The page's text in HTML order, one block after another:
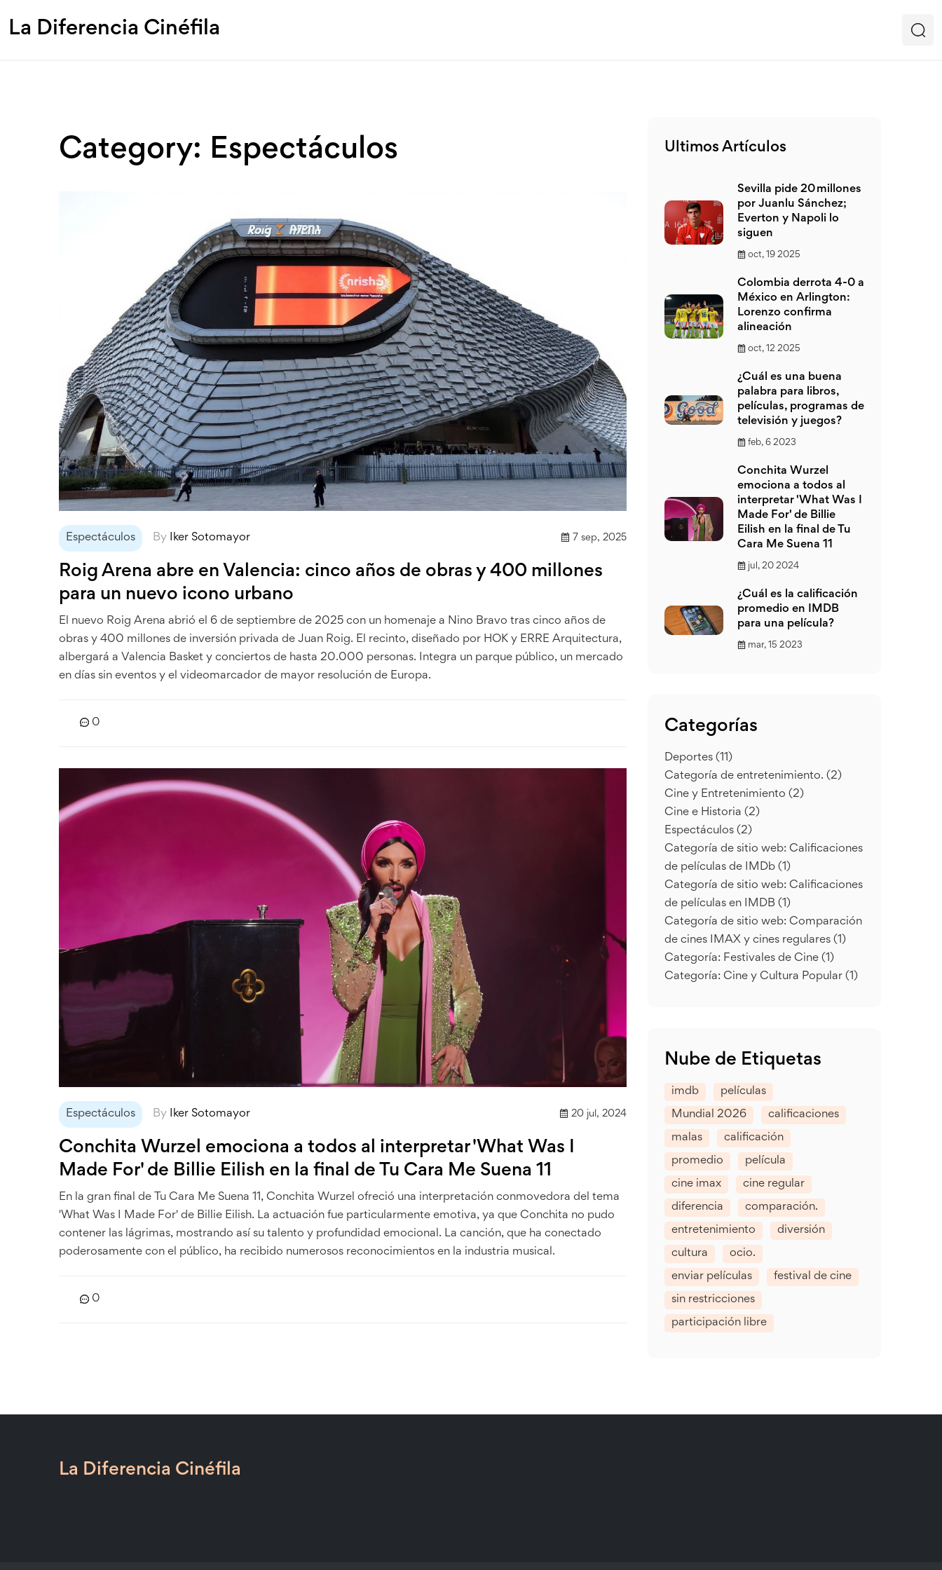
La Diferencia Cinéfila
Category: Espectáculos
Espectáculos By Iker Sotomayor 7 sep, 2025
Roig Arena abre en Valencia: cinco años de obras y 400 millones
para un nuevo icono urbano
El nuevo Roig Arena abrió el 6 de septiembre de 2025 con un homenaje a Nino Bravo tras cinco años de
obras y 400 millones de inversión privada de Juan Roig. El recinto, diseñado por HOK y ERRE Arquitectura,
albergará a Valencia Basket y conciertos de hasta 20.000 personas. Integra un parque público, un mercado
en días sin eventos y el videomarcador de mayor resolución de Europa.
0
Espectáculos By Iker Sotomayor 20 jul, 2024
Conchita Wurzel emociona a todos al interpretar 'What Was I
Made For' de Billie Eilish en la final de Tu Cara Me Suena 11
En la gran final de Tu Cara Me Suena 11, Conchita Wurzel ofreció una interpretación conmovedora del tema
'What Was I Made For' de Billie Eilish. La actuación fue particularmente emotiva, ya que Conchita no pudo
contener las lágrimas, mostrando así su talento y profundidad emocional. La canción, que ha conectado
poderosamente con el público, ha recibido numerosos reconocimientos en la industria musical.
0
Ultimos Artículos
Sevilla pide 20 millones
por Juanlu Sánchez;
Everton y Napoli lo
siguen
oct, 19 2025
Colombia derrota 4-0 a
México en Arlington:
Lorenzo confirma
alineación
oct, 12 2025
¿Cuál es una buena
palabra para libros,
películas, programas de
televisión y juegos?
feb, 6 2023
Conchita Wurzel
emociona a todos al
interpretar 'What Was I
Made For' de Billie
Eilish en la final de Tu
Cara Me Suena 11
jul, 20 2024
¿Cuál es la calificación
promedio en IMDB
para una película?
mar, 15 2023
Categorías
Deportes (11)
Categoría de entretenimiento. (2)
Cine y Entretenimiento (2)
Cine e Historia (2)
Espectáculos (2)
Categoría de sitio web: Calificaciones
de películas de IMDb (1)
Categoría de sitio web: Calificaciones
de películas en IMDB (1)
Categoría de sitio web: Comparación
de cines IMAX y cines regulares (1)
Categoría: Festivales de Cine (1)
Categoría: Cine y Cultura Popular (1)
Nube de Etiquetas
imdb películas
Mundial 2026 calificaciones
malas calificación
promedio película
cine imax cine regular
diferencia comparación.
entretenimiento diversión
cultura ocio.
enviar películas festival de cine
sin restricciones
participación libre
La Diferencia Cinéfila